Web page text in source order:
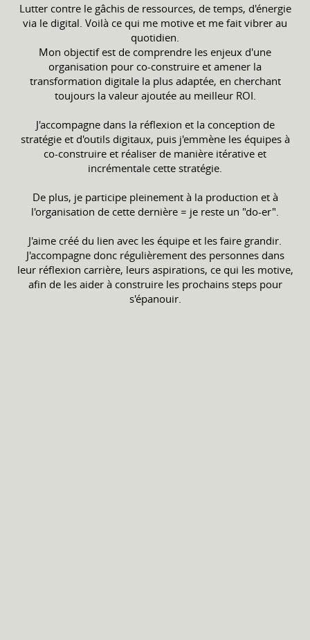
Lutter contre le gâchis de ressources, de temps, d'énergie
via le digital. Voilà ce qui me motive et me fait vibrer au
quotidien.
Mon objectif est de comprendre les enjeux d'une
organisation pour co-construire et amener la
transformation digitale la plus adaptée, en cherchant
toujours la valeur ajoutée au meilleur ROI.
J'accompagne dans la réflexion et la conception de
stratégie et d'outils digitaux, puis j'emmène les équipes à
co-construire et réaliser de manière itérative et
incrémentale cette stratégie.
De plus, je participe pleinement à la production et à
l'organisation de cette dernière = je reste un "do-er".
J'aime créé du lien avec les équipe et les faire grandir.
J'accompagne donc régulièrement des personnes dans
leur réflexion carrière, leurs aspirations, ce qui les motive,
afin de les aider à construire les prochains steps pour
s'épanouir.